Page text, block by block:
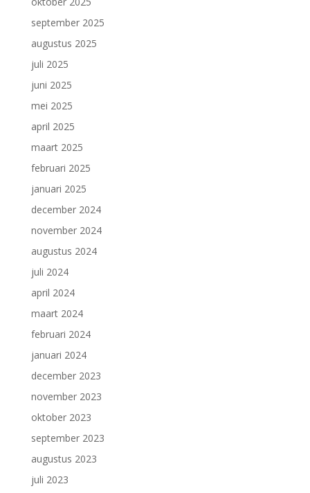
september 2025
augustus 2025
juli 2025
juni 2025
mei 2025
april 2025
maart 2025
februari 2025
januari 2025
december 2024
november 2024
augustus 2024
juli 2024
april 2024
maart 2024
februari 2024
januari 2024
december 2023
november 2023
oktober 2023
september 2023
augustus 2023
juli 2023